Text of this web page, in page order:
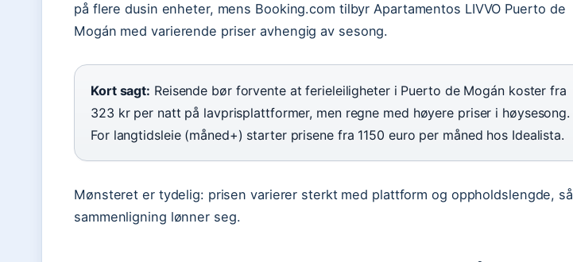
på flere dusin enheter, mens Booking.com tilbyr Apartamentos LIVVO Puerto de
Mogán med varierende priser avhengig av sesong.
Kort sagt: Reisende bør forvente at ferieleiligheter i Puerto de Mogán koster fra
323 kr per natt på lavprisplattformer, men regne med høyere priser i høysesong.
For langtidsleie (måned+) starter prisene fra 1150 euro per måned hos Idealista.
Mønsteret er tydelig: prisen varierer sterkt med plattform og oppholdslengde, så
sammenligning lønner seg.